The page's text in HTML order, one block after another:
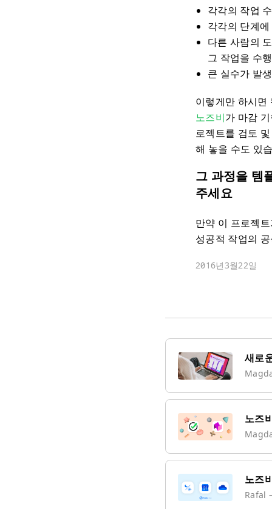
각각의 작업
각각의 단계
다른 사람의
그 작업을 수
큰 실수가 발
이렇게만 하시면
노즈비가 마감
로젝트를 검토
해 놓을 수도 있
그 과정을 템
주세요
만약 이 프로젝
성공적 작업의
2016년3월22일
새로
노즈
노즈
Rafal